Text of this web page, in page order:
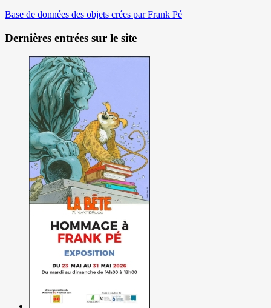
Base de données des objets crées par Frank Pé
Dernières entrées sur le site